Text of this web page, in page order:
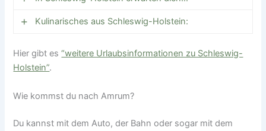
einladen.
Wattenmeer an der Nordseeküste, wo du bei
Seehunde beobachten kannst.
Kulinarisches aus Schleswig-Holstein:
Schleswig-Holstein ist bekannt für Milchprodukte,
Krabben, Fisch (z. B. Matjes) und regionale
Grütze. Genieße frischen Fisch, Krabbenbrötchen,
als Dessert.
Hier gibt es“weitere Urlaubsinformationen zu Schleswig-
Holstein”.
Wie kommst du nach Amrum?
Du kannst mit dem Auto, der Bahn oder sogar mit dem